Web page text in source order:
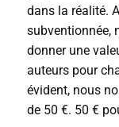
dans la réalité.
subventionnée,
donner une
auteurs pour
évident, nous
de 50 €. 50 €